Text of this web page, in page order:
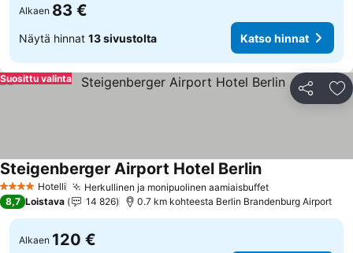
Alkaen 83 €
Näytä hinnat 13 sivustolta Katso hinnat
Jaa
Suosittu valinta
4 Tähtiluokitus
Hotelli Herkullinen ja monipuolinen aamiaisbuffetKatso hinnat
Steigenberger Airport Hotel BerlinKatso hinnat
8,7 Loistava 14 826 0.7 km kohteesta Berlin Brandenburg Airport
Alkaen 120 €